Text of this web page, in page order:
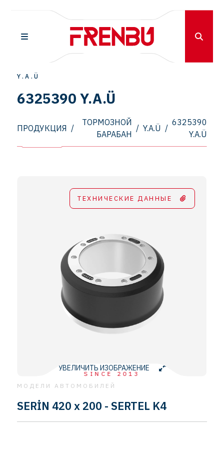
SINCE 2013
Y.A.Ü
6325390 Y.A.Ü
ПРОДУКЦИЯ /
ТОРМОЗНОЙ
БАРАБАН
/ Y.A.Ü /
6325390
Y.A.Ü
ТЕХНИЧЕСКИЕ ДАННЫЕ
УВЕЛИЧИТЬ ИЗОБРАЖЕНИЕ
МОДЕЛИ АВТОМОБИЛЕЙ
SERİN 420 x 200 - SERTEL K4